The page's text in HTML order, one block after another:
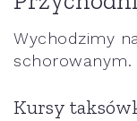
Wychodzimy
schorowanym.
Kursy